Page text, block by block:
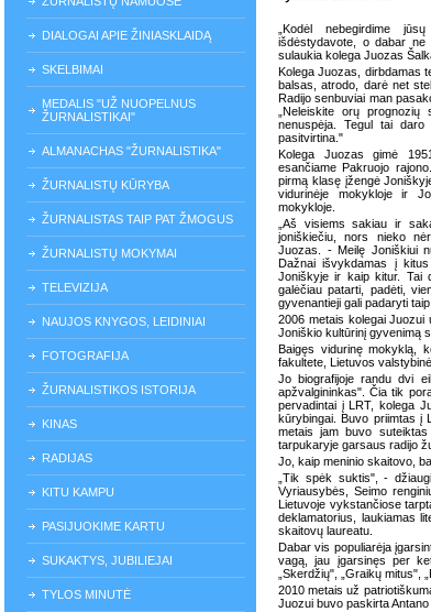
DIALOGAI APIE ŽINIASKLAIDĄ
SKELBIMAI
MEDALIS "UŽ NUOPELNUS
ŽURNALISTIKAI"
ALMANACHAS "ŽURNALISTIKA"
ŽURNALISTŲ KŪRYBA
ŽURNALISTAS TAIP PAT ŽMOGUS
ŽURNALISTŲ MOKYMAI
TELEVIZIJA
NAUJOS KNYGOS, LEIDINIAI
FOTOGRAFIJA
ŽURNALISTIKOS ISTORIJA
KINAS
RADIJAS
KITU KAMPU
PASIJUOKIME KARTU
SUKAKTYS, JUBILIEJAI
TYLOS MINUTĖ
„Kodėl nebegirdime
išdėstydavote, o dabar
sulaukia kolega Juozas
Kolega Juozas, dirbdamas
balsas, atrodo, darė net
Radijo senbuviai man
„Neleiskite orų
nenuspėja. Tegul tai
pasitvirtina."
Kolega Juozas gimė
esančiame Pakruojo
pirmą klasę įžengė
vidurinėje mokykloje ir
mokykloje.
„Aš visiems sakiau ir
joniškiečiu, nors nieko
Juozas. - Meilę Joniškiui
Dažnai išvykdamas į
Joniškyje ir kaip kitur. Tai
galėčiau patarti, padėti,
gyvenantieji gali padaryti
2006 metais kolegai
Joniškio kultūrinį gyvenimą
Baigęs vidurinę mokyklą,
fakultete, Lietuvos
Jo biografijoje randu dvi
apžvalgininkas". Čia tik
pervadintai į LRT, kolega
kūrybingai. Buvo priimtas į
metais jam buvo
tarpukaryje garsaus radijo
Jo, kaip meninio skaitovo,
„Tik spėk suktis", -
Vyriausybės, Seimo
Lietuvoje vykstančiose
deklamatorius, laukiamas
skaitovų laureatu.
Dabar vis populiarėja
vagą, jau įgarsinęs per
„Skerdžių", „Graikų mitus",
2010 metais už
Juozui buvo paskirta Antano